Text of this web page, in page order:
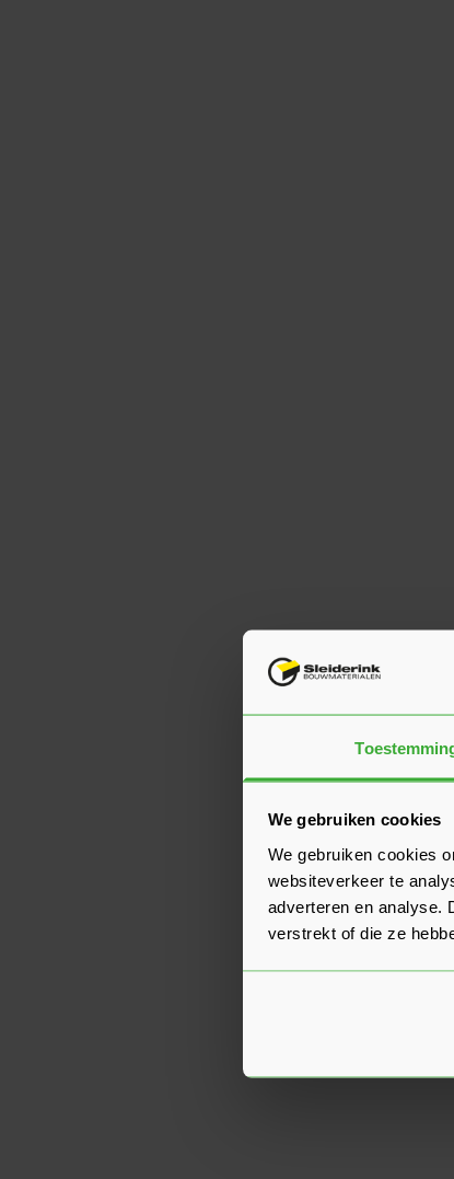
We gebruiken cookies
We gebruiken cookies
websiteverkeer te
adverteren en analyse.
verstrekt of die ze